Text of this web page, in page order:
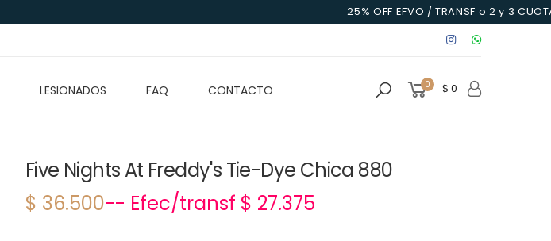
25% OFF EFVO / TRANSF o 2 y 3 CUOTAS
LESIONADOS FAQ CONTACTO 0 $ 0
Five Nights At Freddy's Tie-Dye Chica 880
$ 36.500-- Efec/transf $ 27.375